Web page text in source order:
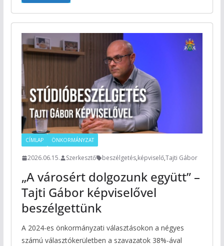
CÍMLAP ÖNKORMÁNYZAT
2026.06.15. Szerkesztő beszélgetés,képviselő,Tajti Gábor
„A városért dolgozunk együtt” –
Tajti Gábor képviselővel
beszélgettünk
A 2024-es önkormányzati választásokon a négyes
számú választókerületben a szavazatok 38%-ával